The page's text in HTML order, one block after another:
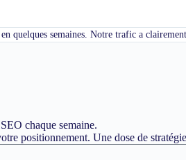
quelques semaines. Notre trafic a
chaque semaine.
positionnement. Une dose de